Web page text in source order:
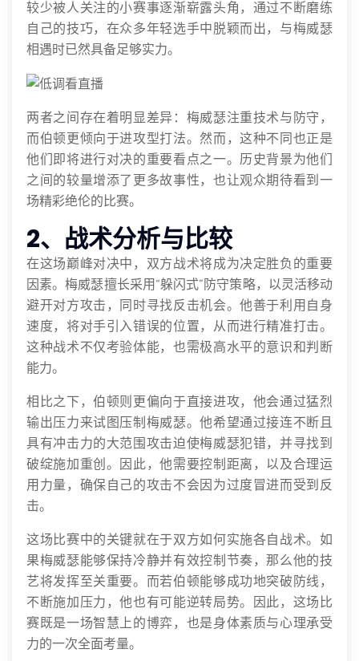
较少被人关注的小赛事逐渐崭露头角，通过不断磨练
自己的技巧，在众多年轻选手中脱颖而出，与梅威瑟
相遇时已然具备足够实力。
两者之间存在着明显差异：梅威瑟注重技术与防守，
而伯顿更倾向于进攻型打法。然而，这种不同也正是
他们即将进行对决的重要看点之一。历史背景为他们
之间的较量增添了更多故事性，也让观众期待看到一
场精彩绝伦的比赛。
2、战术分析与比较
在这场巅峰对决中，双方战术将成为决定胜负的重要
因素。梅威瑟擅长采用“躲闪式”防守策略，以灵活移动
避开对方攻击，同时寻找反击机会。他善于利用自身
速度，将对手引入错误的位置，从而进行精准打击。
这种战术不仅考验体能，也需极高水平的意识和判断
能力。
相比之下，伯顿则更偏向于直接进攻，他会通过猛烈
输出压力来试图压制梅威瑟。他希望通过接连不断且
具有冲击力的大范围攻击迫使梅威瑟犯错，并寻找到
破绽施加重创。因此，他需要控制距离，以及合理运
用力量，确保自己的攻击不会因为过度冒进而受到反
击。
这场比赛中的关键就在于双方如何实施各自战术。如
果梅威瑟能够保持冷静并有效控制节奏，那么他的技
艺将发挥至关重要。而若伯顿能够成功地突破防线，
不断施加压力，他也有可能逆转局势。因此，这场比
赛既是一场智慧上的博弈，也是身体素质与心理承受
力的一次全面考量。